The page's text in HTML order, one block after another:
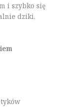
i szybko się
dziki,